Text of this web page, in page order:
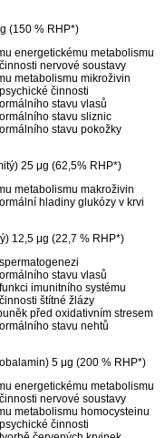
(150 % RHP*)
energetickému metabolismu
nervové soustavy
metabolismu mikroživin
činnosti
stavu vlasů
stavu sliznic
stavu pokožky
25 μg (62,5% RHP*)
metabolismu makroživin
hladiny glukózy v krvi
12,5 μg (22,7 % RHP*)
stavu vlasů
imunitního systému
štítné žlázy
před oxidativním stresem
stavu nehtů
5 μg (200 % RHP*)
energetickému metabolismu
nervové soustavy
metabolismu homocysteinu
činnosti